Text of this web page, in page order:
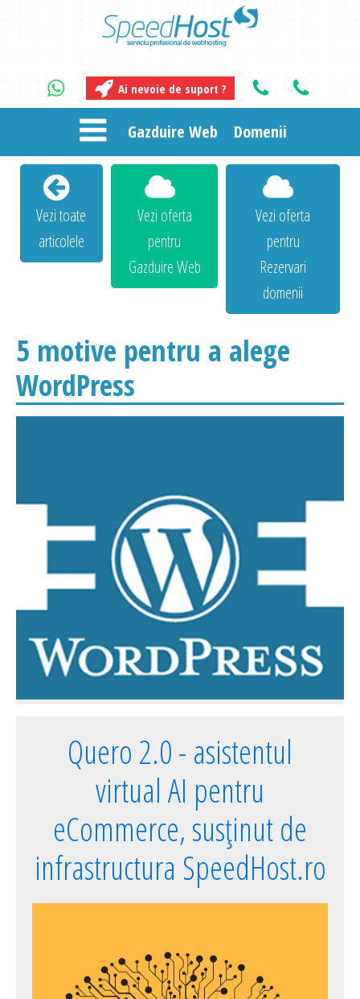
Ai nevoie de suport ?
Gazduire Web Domenii
Vezi toate
articolele
Vezi oferta
pentru
Gazduire Web
Vezi oferta
pentru
Rezervari
domenii
5 motive pentru a alege
WordPress
Quero 2.0 - asistentul
virtual AI pentru
eCommerce, susținut de
infrastructura SpeedHost.ro